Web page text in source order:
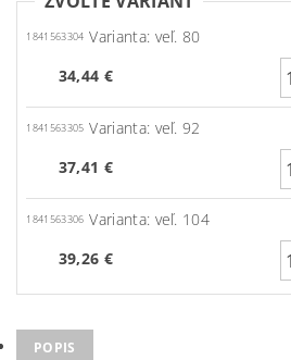
1841563304 Varianta: veľ. 80
34,44 €
1841563305 Varianta: veľ. 92
37,41 €
1841563306 Varianta: veľ. 104
39,26 €
POPIS